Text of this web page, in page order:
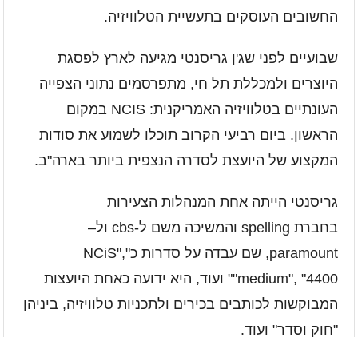
החשובים העוסקים בתעשיית הטלוויזיה.
שבועיים לפני שג'ן גריסנטי מגיעה לארץ לפסגת
היוצרים ולמכללת תל חי, מתפרסמים נתוני הצפייה
העונתיים בטלוויזיה האמריקנית:NCIS במקום
הראשון. ביום רביעי הקרוב תוכלו לשמוע את סודות
המקצוע של היועצת לסדרה הנצפית ביותר בארה"ב.
גריסנטי הייתה אחת המנהלות הצעירות
בחברת
והמשיכה משם ל-cbs ול–
paramount, שם עבדה על סדרות כ" NCiS",
"medium", "4400
" ועוד, היא ידועה כאחת היועצות
המבוקשות לכותבים בכירים ולתכניות טלוויזיה, ביניהן
"חוק וסדר" ועוד.